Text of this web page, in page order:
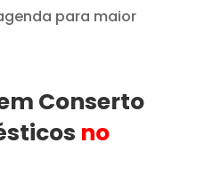
para maior
Conserto
no